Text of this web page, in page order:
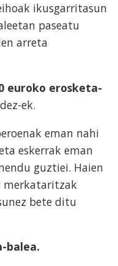
ikusgarritasun
paseatu
arreta
euroko erosketa-
ek.
eman nahi
eskerrak eman
guztiei. Haien
merkataritzak
bete ditu
balea.